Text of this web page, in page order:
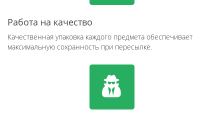
Работа на качество
Качественная упаковка каждого предмета обеспечивает
максимальную сохранность при пересылке.